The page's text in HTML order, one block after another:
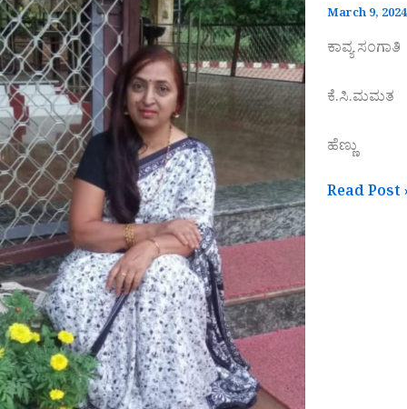
March 9, 2024
ಕಾವ್ಯ ಸಂಗಾತಿ
ಕೆ.ಸಿ.ಮಮತ
ಹೆಣ್ಣು
Read Post